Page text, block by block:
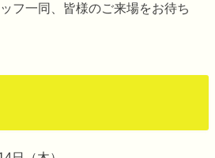
フ一同、皆様のご来場をお待ち